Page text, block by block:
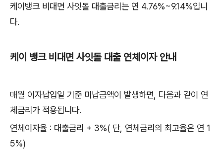
케이뱅크 비대면 사잇돌 대출금리는 연 4.76%~9.14%입니
다.
케이 뱅크 비대면 사잇돌 대출 연체이자 안내
매월 이자납입일 기준 미납금액이 발생하면, 다음과 같이 연
체금리가 적용됩니다.
연체이자율 : 대출금리 + 3%( 단, 연체금리의 최고율은 연 1
5%)